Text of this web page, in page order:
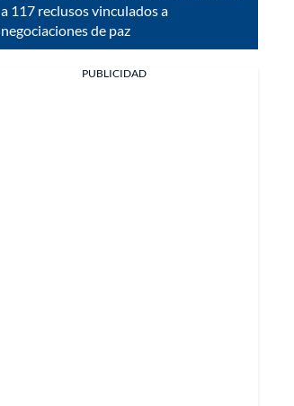
a 117 reclusos vinculados a
negociaciones de paz
PUBLICIDAD